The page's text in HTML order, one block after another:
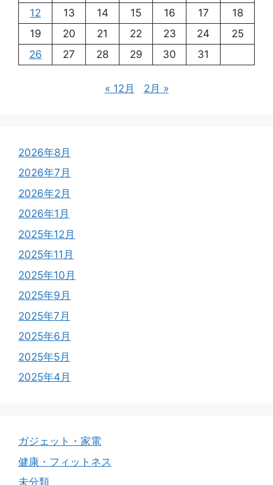
12
13 14 15 16 17
18
19
20 21 22 23 24
25
26
27 28 29 30 31
« 12月 2月 »
2026年8月
2026年7月
2026年2月
2026年1月
2025年12月
2025年11月
2025年10月
2025年9月
2025年7月
2025年6月
2025年5月
2025年4月
ガジェット・家電
健康・フィットネス
未分類